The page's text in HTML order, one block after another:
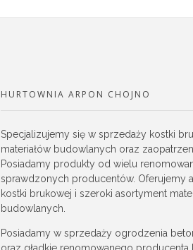
HURTOWNIA ARPON CHOJNO
Specjalizujemy się w sprzedaży kostki
materiałów budowlanych oraz
Posiadamy produkty od wielu
sprawdzonych producentów. Oferujemy
kostki brukowej i szeroki asortyment
budowlanych.
Posiadamy w sprzedaży ogrodzenia
oraz gładkie renomowanego producenta